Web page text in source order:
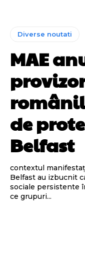
Diverse noutati
MAE
de
Belfast
contextul
Belfast au izbucnit
sociale persistente
ce grupuri...